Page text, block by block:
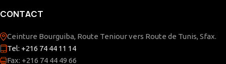
CONTACT
Ceinture Bourguiba, Route Teniour vers Route de Tunis, Sfax.
Tel: +216 74 44 11 14
Fax: +216 74 44 49 66